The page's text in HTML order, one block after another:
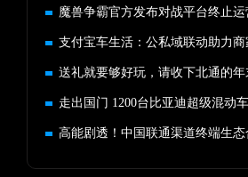
魔兽争霸官方发布对战平台终止
送礼就要够好玩，请收下北通的年
走出国门 1200台比亚迪超级混动
高能剧透！中国联通渠道终端生